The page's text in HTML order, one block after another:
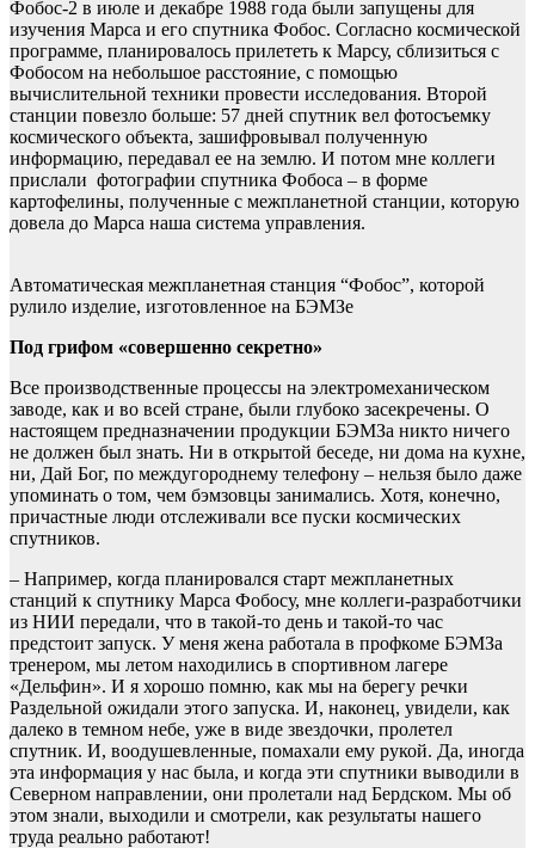
Фобос-2 в июле и декабре 1988 года были запущены для
изучения Марса и его спутника Фобос. Согласно космической
программе, планировалось прилететь к Марсу, сблизиться с
Фобосом на небольшое расстояние, с помощью
вычислительной техники провести исследования. Второй
станции повезло больше: 57 дней спутник вел фотосъемку
космического объекта, зашифровывал полученную
информацию, передавал ее на землю. И потом мне коллеги
прислали фотографии спутника Фобоса – в форме
картофелины, полученные с межпланетной станции, которую
довела до Марса наша система управления.
Автоматическая межпланетная станция “Фобос”, которой
рулило изделие, изготовленное на БЭМЗе
Под грифом «совершенно секретно»
Все производственные процессы на электромеханическом
заводе, как и во всей стране, были глубоко засекречены. О
настоящем предназначении продукции БЭМЗа никто ничего
не должен был знать. Ни в открытой беседе, ни дома на кухне,
ни, Дай Бог, по междугороднему телефону – нельзя было даже
упоминать о том, чем бэмзовцы занимались. Хотя, конечно,
причастные люди отслеживали все пуски космических
спутников.
– Например, когда планировался старт межпланетных
станций к спутнику Марса Фобосу, мне коллеги-разработчики
из НИИ передали, что в такой-то день и такой-то час
предстоит запуск. У меня жена работала в профкоме БЭМЗа
тренером, мы летом находились в спортивном лагере
«Дельфин». И я хорошо помню, как мы на берегу речки
Раздельной ожидали этого запуска. И, наконец, увидели, как
далеко в темном небе, уже в виде звездочки, пролетел
спутник. И, воодушевленные, помахали ему рукой. Да, иногда
эта информация у нас была, и когда эти спутники выводили в
Северном направлении, они пролетали над Бердском. Мы об
этом знали, выходили и смотрели, как результаты нашего
труда реально работают!